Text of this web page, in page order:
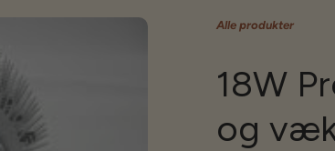
Alle produkter
18W
og